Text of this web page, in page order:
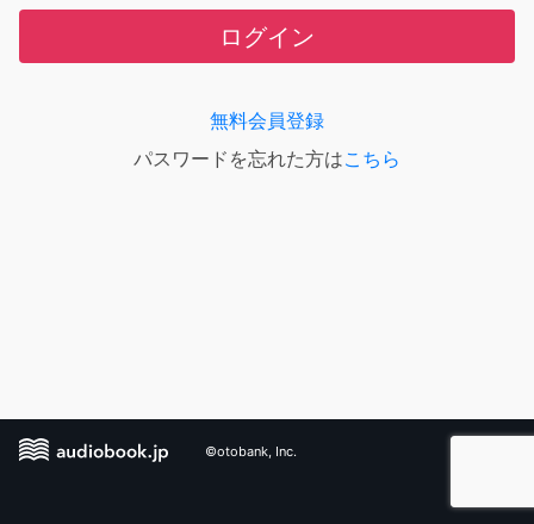
ログイン
無料会員登録
パスワードを忘れた方はこちら
©otobank, Inc.